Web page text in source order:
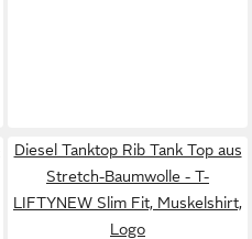
Diesel Tanktop Rib Tank Top aus
Stretch-Baumwolle - T-
LIFTYNEW Slim Fit, Muskelshirt,
Logo